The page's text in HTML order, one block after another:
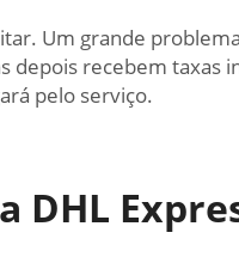
Um grande
depois recebem taxas
pelo serviço.
DHL